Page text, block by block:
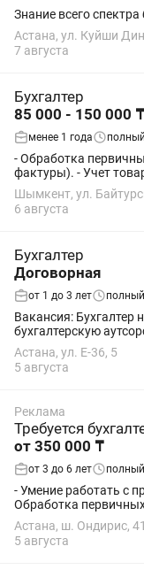
Знание всего спектра
Астана, ул. Куйши
7 августа
Бухгалтер
85 000 - 150 000 ₸
менее 1 года
- Обработка
фактуры). - Учет
денежных средств. -
поставщиками и
Шымкент, ул.
6 августа
Бухгалтер
Договорная
от 1 до 3 лет
Вакансия: Бухгалтер
бухгалтерскую
на первичную документацию без опыта
обучаться); с
Астана, ул. Е-36, 5
5 августа
Реклама
Требуется
от 350 000 ₸
от 3 до 6 лет
- Умение работать с
Обработка
бухгалтерские
желателен -
Астана, ш. Ондирис, 41
5 августа